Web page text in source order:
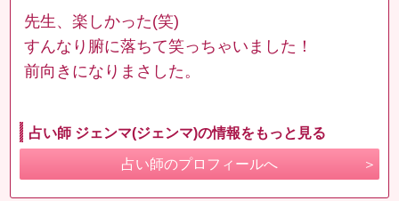
先生、楽しかった(笑)
すんなり腑に落ちて笑っちゃいました！
前向きになりまさした。
占い師 ジェンマ(ジェンマ)の情報をもっと見る
占い師のプロフィールへ